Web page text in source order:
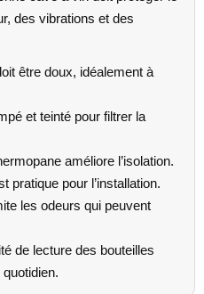
des vibrations et des
être doux, idéalement à
et teinté pour filtrer la
améliore l’isolation.
pratique pour l’installation.
les odeurs qui peuvent
de lecture des bouteilles